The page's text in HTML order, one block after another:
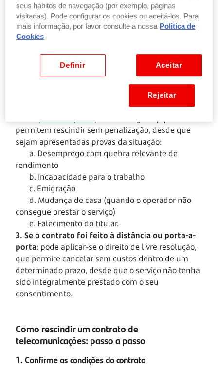
1. Se o contrato já estiver fora do período de
fidelização: o cancelamento é mais simples e não
há penalizações associadas à fidelização. Ainda
aviso, o que significa que o serviço não termina de
2. Se ainda estiver dentro do período de
pode cancelar na mesma, mas poderá
ter custos. Existem, no entanto, exceções previstas
permitem rescindir sem penalização, desde que
sejam apresentadas provas da situação:
a. Desemprego com quebra relevante de
rendimento
b. Incapacidade para o trabalho
c. Emigração
d. Mudança de casa (quando o operador não
consegue prestar o serviço)
e. Falecimento do titular.
3. Se o contrato foi feito à distância ou porta-a-
porta: pode aplicar-se o direito de livre resolução,
que permite cancelar sem custos dentro de um
determinado prazo, desde que o serviço não tenha
sido integralmente prestado com o seu
consentimento.
Como rescindir um contrato de
telecomunicações: passo a passo
1. Confirme as condições do contrato
seus hábitos de navegação (por exemplo, páginas
visitadas). Pode configurar os cookies ou aceitá-los. Para
mais informação, por favor consulte a nossa Politica de
Cookies
Aceitar
Definir
Rejeitar